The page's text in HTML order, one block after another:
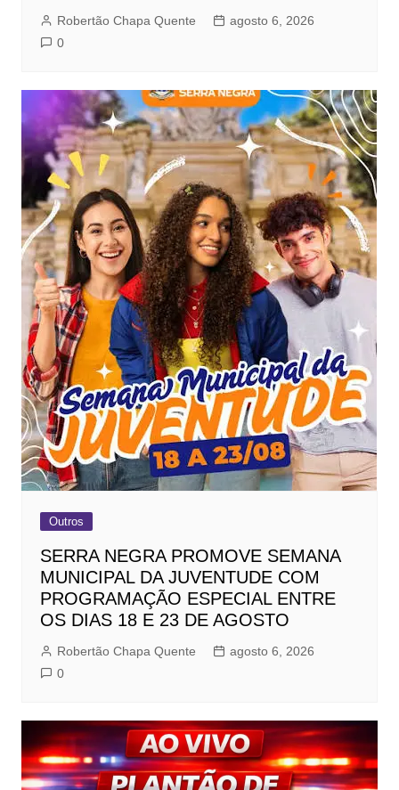
Robertão Chapa Quente
agosto 6, 2026
0
Outros
SERRA NEGRA PROMOVE SEMANA
MUNICIPAL DA JUVENTUDE COM
PROGRAMAÇÃO ESPECIAL ENTRE
OS DIAS 18 E 23 DE AGOSTO
Robertão Chapa Quente
agosto 6, 2026
0